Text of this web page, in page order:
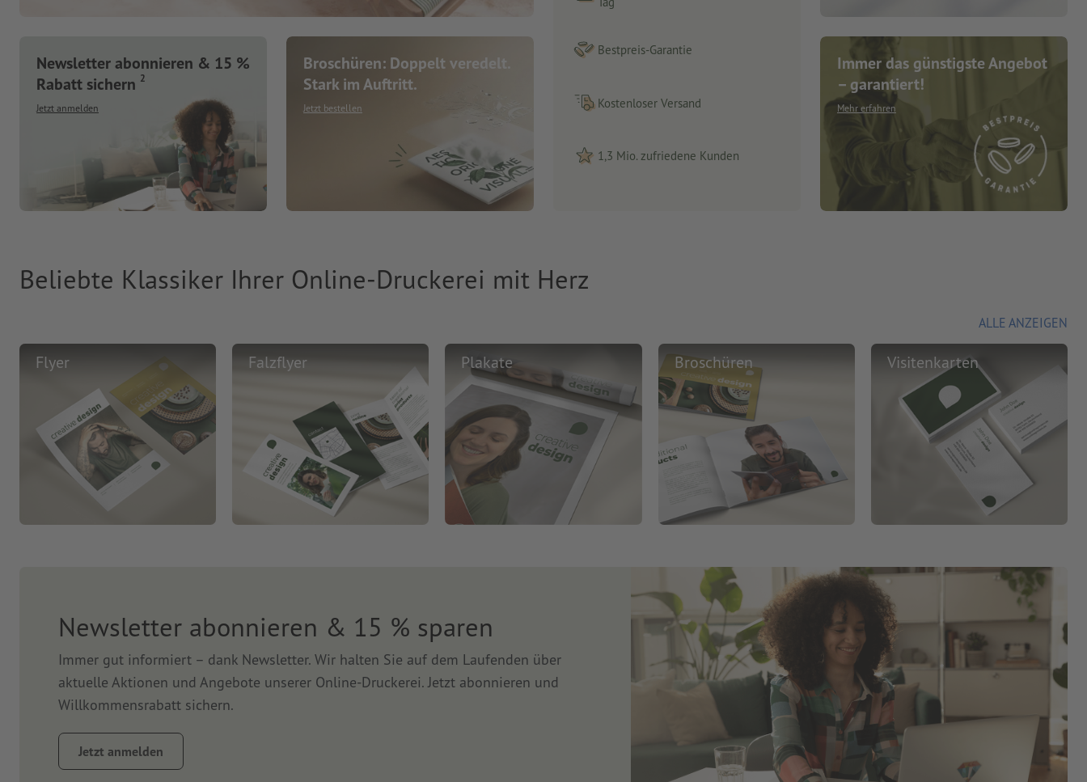
Newsletter abonnieren & 15 %
Rabatt sichern 2
Jetzt anmelden
Broschüren: Doppelt veredelt.
Stark im Auftritt.
Jetzt bestellen
Bestpreis-Garantie
Kostenloser Versand
1,3 Mio. zufriedene Kunden
Immer das günstigste Angebot
– garantiert!
Mehr erfahren
Beliebte Klassiker Ihrer Online-Druckerei mit Herz
ALLE ANZEIGEN
Flyer Falzflyer Plakate Broschüren Visitenkarten
Newsletter abonnieren & 15 % sparen
Immer gut informiert – dank Newsletter. Wir halten Sie auf dem Laufenden über
aktuelle Aktionen und Angebote unserer Online-Druckerei. Jetzt abonnieren und
Willkommensrabatt sichern.
Jetzt anmelden